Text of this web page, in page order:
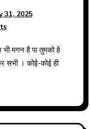
31, 2025
। कोई-कोई ही